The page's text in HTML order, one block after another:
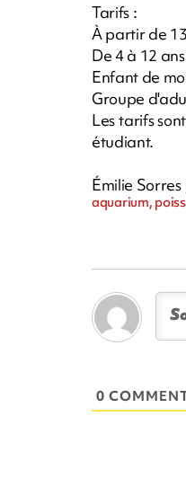
Tarifs :
À partir de
De 4 à 12
Enfant de
Groupe
Les tarifs
étudiant.
Émilie
aquarium,
0